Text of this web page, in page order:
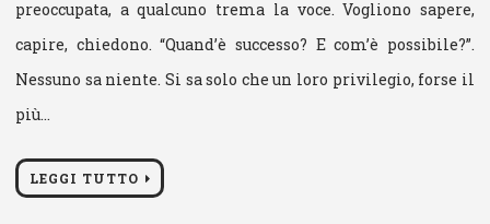
preoccupata, a qualcuno trema la voce. Vogliono sapere,
capire, chiedono. “Quand’è successo? E com’è possibile?”.
Nessuno sa niente. Si sa solo che un loro privilegio, forse il
più…
LEGGI TUTTO